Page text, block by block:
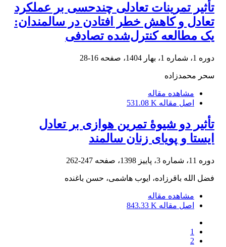
تأثیر تمرینات تعادلی چندحسی بر عملکرد
تعادل و کاهش خطر افتادن در سالمندان:
یک مطالعه کنترل‌شده تصادفی
دوره 1، شماره 1، بهار 1404، صفحه 16-28
سحر محمدزاده
مشاهده مقاله
اصل مقاله 531.08 K
تأثیر دو شیوۀ تمرین هوازی بر تعادل
ایستا و پویای زنان سالمند
دوره 11، شماره 3، پاییز 1398، صفحه 247-262
فضل الله باقرزاده، ایوب هاشمی، حسن باغنده
مشاهده مقاله
اصل مقاله 843.33 K
1
2